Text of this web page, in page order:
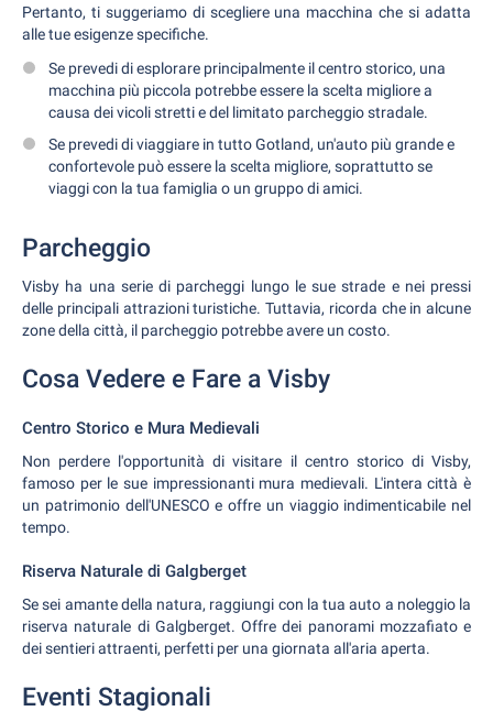
Pertanto, ti suggeriamo di scegliere una macchina che si adatta
alle tue esigenze specifiche.
Se prevedi di esplorare principalmente il centro storico, una
macchina più piccola potrebbe essere la scelta migliore a
causa dei vicoli stretti e del limitato parcheggio stradale.
Se prevedi di viaggiare in tutto Gotland, un'auto più grande e
confortevole può essere la scelta migliore, soprattutto se
viaggi con la tua famiglia o un gruppo di amici.
Parcheggio
Visby ha una serie di parcheggi lungo le sue strade e nei pressi
delle principali attrazioni turistiche. Tuttavia, ricorda che in alcune
zone della città, il parcheggio potrebbe avere un costo.
Cosa Vedere e Fare a Visby
Centro Storico e Mura Medievali
Non perdere l'opportunità di visitare il centro storico di Visby,
famoso per le sue impressionanti mura medievali. L'intera città è
un patrimonio dell'UNESCO e offre un viaggio indimenticabile nel
tempo.
Riserva Naturale di Galgberget
Se sei amante della natura, raggiungi con la tua auto a noleggio la
riserva naturale di Galgberget. Offre dei panorami mozzafiato e
dei sentieri attraenti, perfetti per una giornata all'aria aperta.
Eventi Stagionali